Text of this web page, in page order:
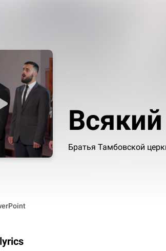
Братья Тамбовской